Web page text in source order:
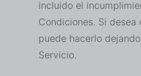
incluido el
Condiciones. Si
puede hacerlo
Servicio.